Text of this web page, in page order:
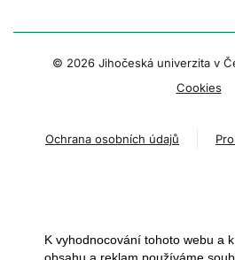
© 2026 Jihočeská univerzita v
Cookies
Ochrana osobních údajů
K vyhodnocování tohoto webu a